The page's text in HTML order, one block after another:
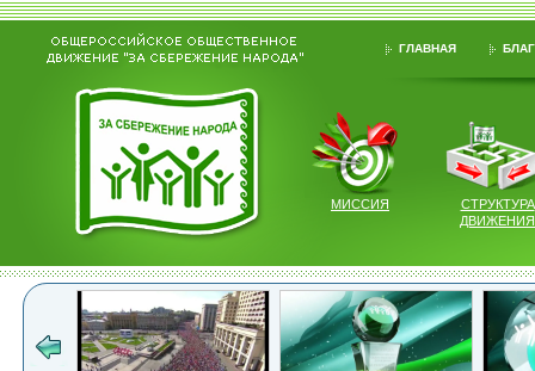
ГЛАВНАЯ
МИССИЯ
СТРУКТУРА
ДВИЖЕНИЯ